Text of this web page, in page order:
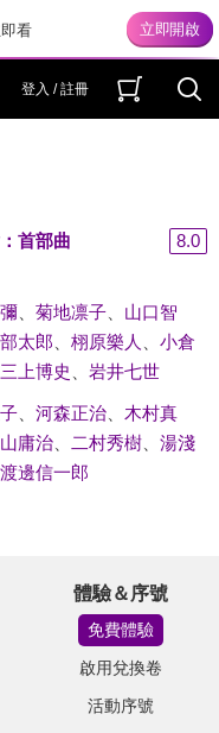
看
登入 / 註冊
首部曲
8.0
、 菊地凛子、 山口智
太郎 栩原樂人
小倉
三上博史 岩井七世
、 河森正治、 木村真
庸治、 二村秀樹、 湯淺
渡邊信一郎
體驗＆序號
免費體驗
啟用兌換卷
活動序號